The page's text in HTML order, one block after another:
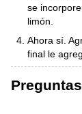
se
limón.
Ahora sí.
final le